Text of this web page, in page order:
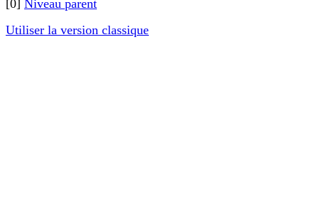
[0] Niveau parent
Utiliser la version classique